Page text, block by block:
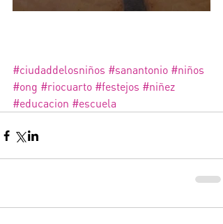
#ciudaddelosniños #sanantonio #niños
#ong #riocuarto #festejos #niñez
#educacion #escuela